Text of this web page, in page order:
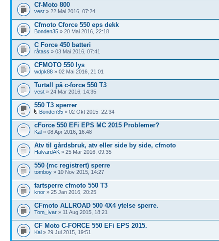
Cf-Moto 800
vest » 22 Mai 2016, 07:24
Cfmoto Cforce 550 eps dekk
Bonden35 » 20 Mai 2016, 22:18
C Force 450 batteri
råtass » 03 Mai 2016, 07:41
CFMOTO 550 lys
wdpk88 » 02 Mai 2016, 21:01
Turtall på c-force 550 T3
vest » 24 Mar 2016, 14:35
550 T3 sperrer
Bonden35 » 02 Okt 2015, 22:34
cForce 550 EFi EPS MC 2015 Problemer?
Kal » 08 Apr 2016, 16:48
Atv til gårdsbruk, atv eller side by side, cfmoto
HalvardAK » 25 Mar 2016, 09:35
550 (mc registrert) sperre
tomboy » 10 Nov 2015, 14:27
fartsperre cfmoto 550 T3
knor » 25 Jan 2016, 20:25
CFmoto ALLROAD 500 4X4 ytelse sperre.
Tom_Ivar » 11 Aug 2015, 18:21
CF Moto C-FORCE 550 EFi EPS 2015.
Kal » 29 Jul 2015, 19:51